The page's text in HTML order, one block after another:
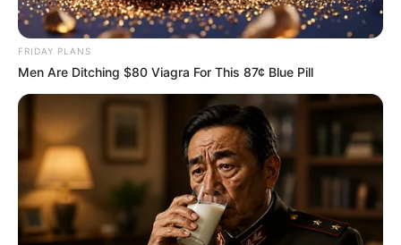
แนะนำ
FRIDAY PLANS
Men Are Ditching $80 Viagra For This 87¢ Blue Pill